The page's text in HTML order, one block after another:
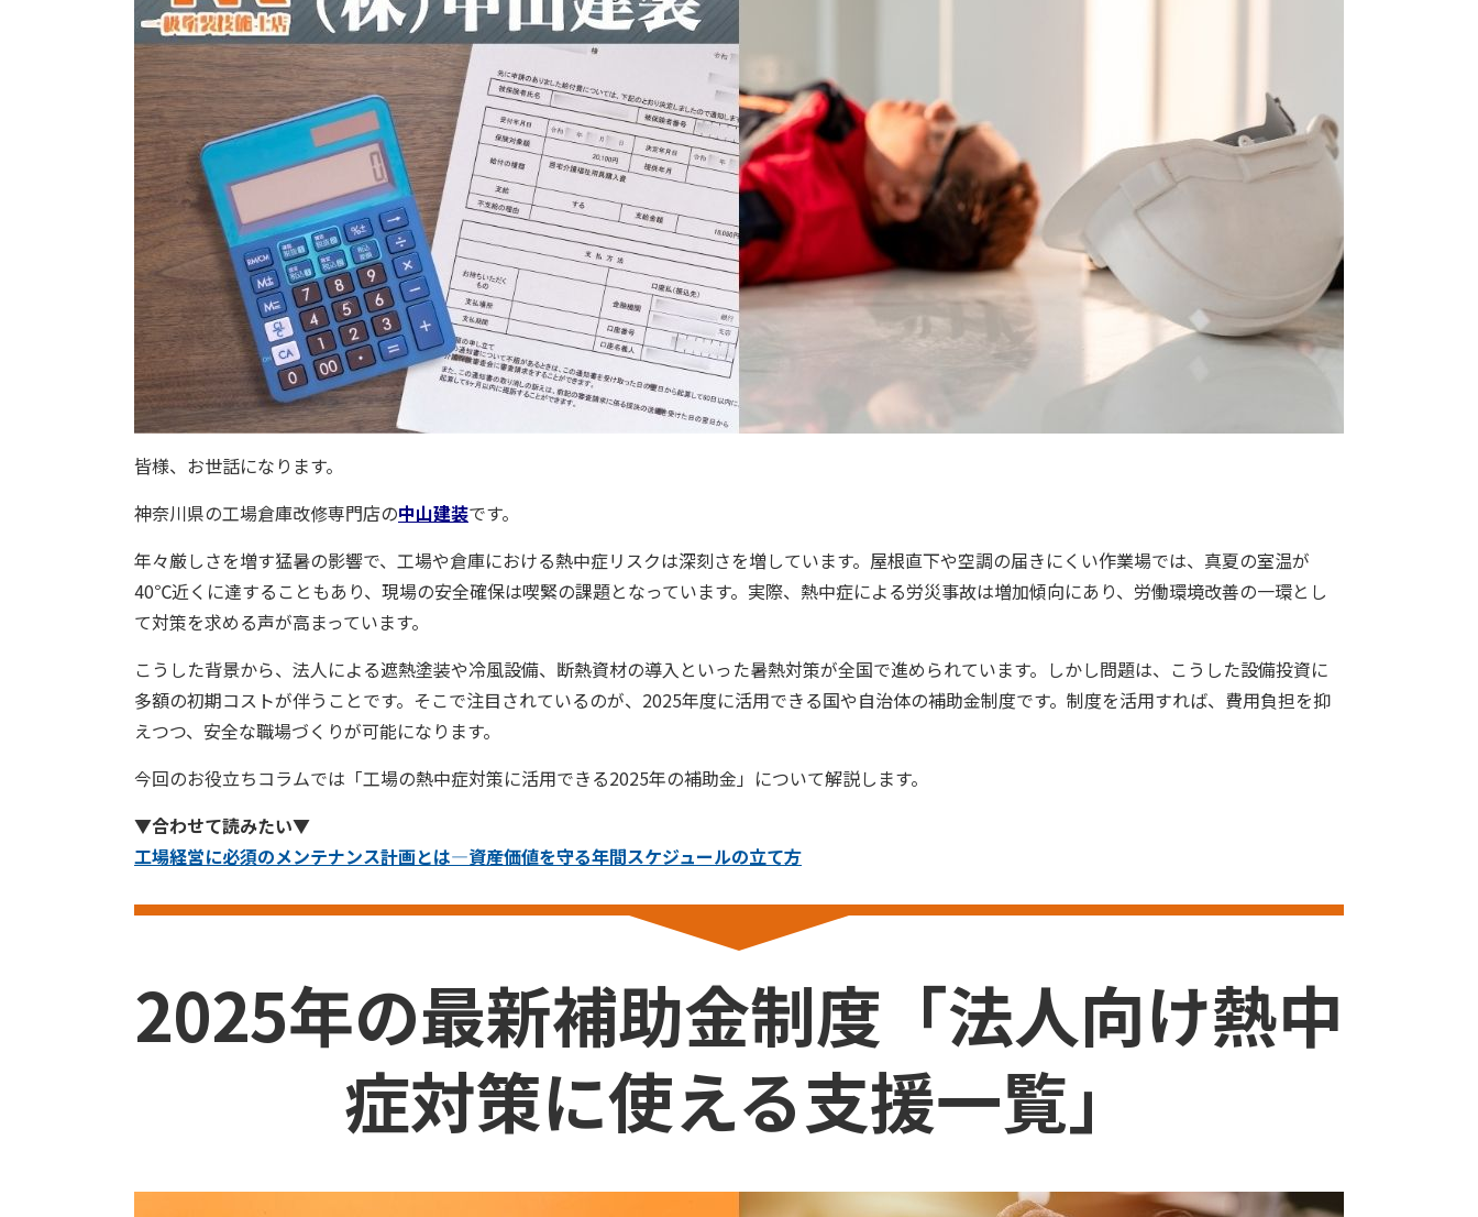
皆様、お世話になります。
神奈川県の工場倉庫改修専門店の中山建装です。
年々厳しさを増す猛暑の影響で、工場や倉庫における熱中症リスクは深刻さを増しています。屋根直下や空調の届きにくい作業場では、真夏の室温が
40℃近くに達することもあり、現場の安全確保は喫緊の課題となっています。実際、熱中症による労災事故は増加傾向にあり、労働環境改善の一環とし
て対策を求める声が高まっています。
こうした背景から、法人による遮熱塗装や冷風設備、断熱資材の導入といった暑熱対策が全国で進められています。しかし問題は、こうした設備投資に
多額の初期コストが伴うことです。そこで注目されているのが、2025年度に活用できる国や自治体の補助金制度です。制度を活用すれば、費用負担を抑
えつつ、安全な職場づくりが可能になります。
今回のお役立ちコラムでは「工場の熱中症対策に活用できる2025年の補助金」について解説します。
▼合わせて読みたい▼
工場経営に必須のメンテナンス計画とは―資産価値を守る年間スケジュールの立て方
2025年の最新補助金制度「法人向け熱中
症対策に使える支援一覧」